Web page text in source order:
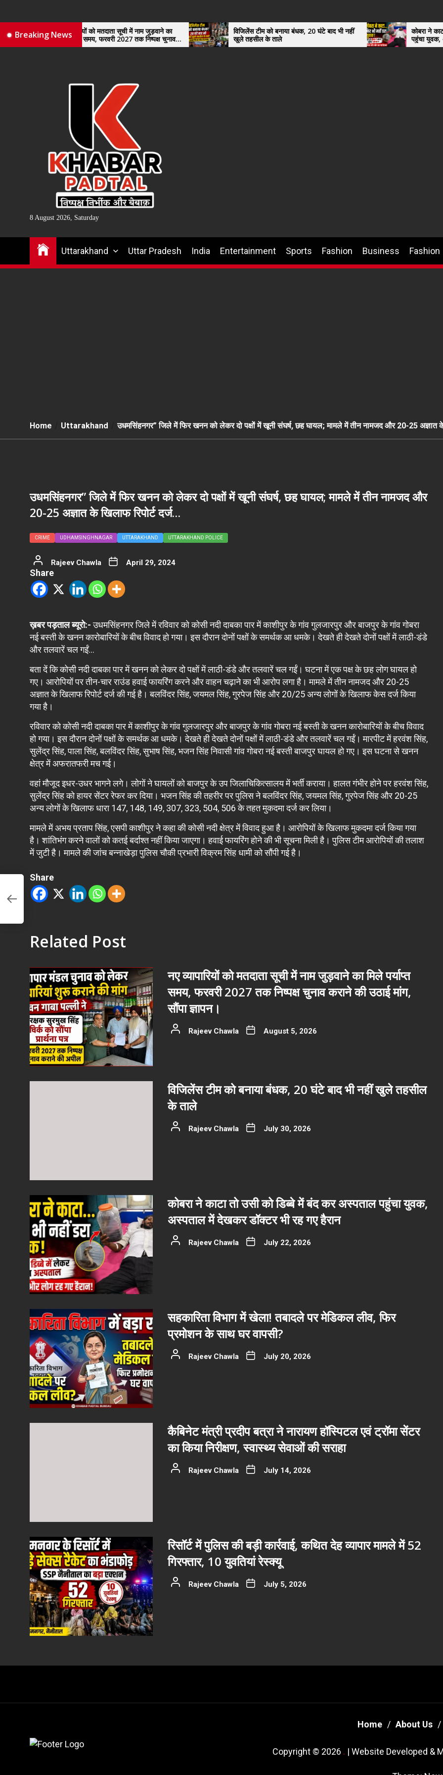
the Breaking News
नए व्यापारियों को मतदाता सूची में नाम जुड़वाने का
मिले पर्याप्त समय, फरवरी 2027 तक निष्पक्ष चुनाव
कराने की उठाई मांग, सौंपा ज्ञापन।
विजिलेंस टीम को बनाया बंधक, 20 घंटे बाद भी नहीं
खुले तहसील के ताले
कोबरा ने काटा तो उसी को
पहुंचा युवक, अस्पताल में देखकर
हैरान
8 August 2026, Saturday
Uttarakhand Uttar Pradesh India Entertainment Sports Fashion Business Fashion
Home Uttarakhand उधमसिंहनगर” जिले में फिर खनन को लेकर दो पक्षों में खूनी संघर्ष, छह घायल; मामले में तीन नामजद और 20-25 अज्ञात के
उधमसिंहनगर” जिले में फिर खनन को लेकर दो पक्षों में खूनी संघर्ष, छह घायल; मामले में तीन नामजद और
20-25 अज्ञात के खिलाफ रिपोर्ट दर्ज…
CRIME UDHAMSINGHNAGAR UTTARAKHAND UTTARAKHAND POLICE
Rajeev Chawla April 29, 2024
Share
ख़बर पड़ताल ब्यूरो:-उधमसिंहनगर जिले में रविवार को कोसी नदी दाबका पार में काशीपुर के गांव गुलजारपुर और बाजपुर के गांव गोबरा
नई बस्ती के खनन कारोबारियों के बीच विवाद हो गया। इस दौरान दोनों पक्षों के समर्थक आ धमके। देखते ही देखते दोनों पक्षों में लाठी-डंडे
और तलवारें चल गईं…
बता दें कि कोसी नदी दाबका पार में खनन को लेकर दो पक्षों में लाठी-डंडे और तलवारें चल गईं। घटना में एक पक्ष के छह लोग घायल हो
गए। आरोपियों पर तीन-चार राउंड हवाई फायरिंग करने और वाहन चढ़ाने का भी आरोप लगा है। मामले में तीन नामजद और 20-25
अज्ञात के खिलाफ रिपोर्ट दर्ज की गई है। बलविंदर सिंह, जयमल सिंह, गुरपेज सिंह और 20/25 अन्य लोगों के खिलाफ केस दर्ज किया
गया है।
रविवार को कोसी नदी दाबका पार में काशीपुर के गांव गुलजारपुर और बाजपुर के गांव गोबरा नई बस्ती के खनन कारोबारियों के बीच विवाद
हो गया। इस दौरान दोनों पक्षों के समर्थक आ धमके। देखते ही देखते दोनों पक्षों में लाठी-डंडे और तलवारें चल गईं। मारपीट में हरवंश सिंह,
सुलेंद्र सिंह, पाला सिंह, बलविंदर सिंह, सुभाष सिंह, भजन सिंह निवासी गांव गोबरा नई बस्ती बाजपुर घायल हो गए। इस घटना से खनन
क्षेत्र में अफरातफरी मच गई।
वहां मौजूद इधर-उधर भागने लगे। लोगों ने घायलों को बाजपुर के उप जिलाचिकित्सालय में भर्ती कराया। हालत गंभीर होने पर हरवंश सिंह,
सुलेंद्र सिंह को हायर सेंटर रेफर कर दिया। भजन सिंह की तहरीर पर पुलिस ने बलविंदर सिंह, जयमल सिंह, गुरपेज सिंह और 20-25
अन्य लोगों के खिलाफ धारा 147, 148, 149, 307, 323, 504, 506 के तहत मुकदमा दर्ज कर लिया।
मामले में अभय प्रताप सिंह, एसपी काशीपुर ने कहा की कोसी नदी क्षेत्र में विवाद हुआ है। आरोपियों के खिलाफ मुकदमा दर्ज किया गया
है। शांतिभंग करने वालों को कतई बर्दाश्त नहीं किया जाएगा। हवाई फायरिंग होने की भी सूचना मिली है। पुलिस टीम आरोपियों की तलाश
में जुटी है। मामले की जांच बन्नाखेड़ा पुलिस चौकी प्रभारी विक्रम सिंह धामी को सौंपी गई है।
Share
Related Post
नए व्यापारियों को मतदाता सूची में नाम जुड़वाने का मिले पर्याप्त
समय, फरवरी 2027 तक निष्पक्ष चुनाव कराने की उठाई मांग,
सौंपा ज्ञापन।
Rajeev Chawla August 5, 2026
विजिलेंस टीम को बनाया बंधक, 20 घंटे बाद भी नहीं खुले तहसील
के ताले
Rajeev Chawla July 30, 2026
कोबरा ने काटा तो उसी को डिब्बे में बंद कर अस्पताल पहुंचा युवक,
अस्पताल में देखकर डॉक्टर भी रह गए हैरान
Rajeev Chawla July 22, 2026
सहकारिता विभाग में खेला! तबादले पर मेडिकल लीव, फिर
प्रमोशन के साथ घर वापसी?
Rajeev Chawla July 20, 2026
कैबिनेट मंत्री प्रदीप बत्रा ने नारायण हॉस्पिटल एवं ट्रॉमा सेंटर
का किया निरीक्षण, स्वास्थ्य सेवाओं की सराहा
Rajeev Chawla July 14, 2026
रिसॉर्ट में पुलिस की बड़ी कार्रवाई, कथित देह व्यापार मामले में 52
गिरफ्तार, 10 युवतियां रेस्क्यू
Rajeev Chawla July 5, 2026
Home About Us
Copyright © 2026 . | Website Developed &